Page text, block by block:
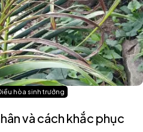
hòa sinh trưởng
và cách khắc phục